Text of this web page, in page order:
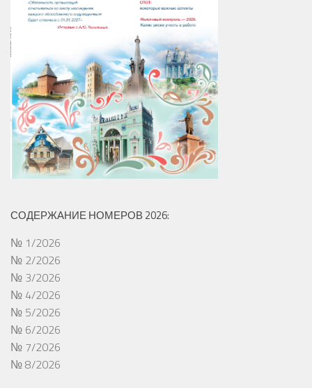
СОДЕРЖАНИЕ НОМЕРОВ 2026:
№ 1/2026
№ 2/2026
№ 3/2026
№ 4/2026
№ 5/2026
№ 6/2026
№ 7/2026
№ 8/2026